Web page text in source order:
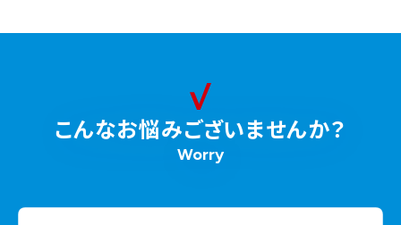
こんなお悩みございませんか？
Worry